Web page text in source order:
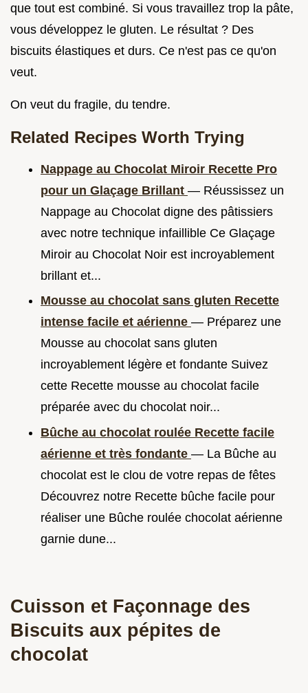
que tout est combiné. Si vous travaillez trop la pâte,
vous développez le gluten. Le résultat ? Des
biscuits élastiques et durs. Ce n'est pas ce qu'on
veut.
On veut du fragile, du tendre.
Related Recipes Worth Trying
Nappage au Chocolat Miroir Recette Pro
pour un Glaçage Brillant — Réussissez un
Nappage au Chocolat digne des pâtissiers
avec notre technique infaillible Ce Glaçage
Miroir au Chocolat Noir est incroyablement
brillant et...
Mousse au chocolat sans gluten Recette
intense facile et aérienne — Préparez une
Mousse au chocolat sans gluten
incroyablement légère et fondante Suivez
cette Recette mousse au chocolat facile
préparée avec du chocolat noir...
Bûche au chocolat roulée Recette facile
aérienne et très fondante — La Bûche au
chocolat est le clou de votre repas de fêtes
Découvrez notre Recette bûche facile pour
réaliser une Bûche roulée chocolat aérienne
garnie dune...
Cuisson et Façonnage des
Biscuits aux pépites de
chocolat